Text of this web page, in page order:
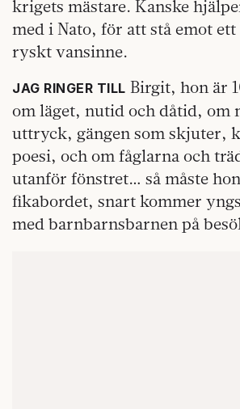
krigets mästare. Kanske
med i Nato, för att stå emot
ryskt vansinne.
JAG RINGER TILL Birgit, hon är
om läget, nutid och dåtid, om
uttryck, gängen som skjuter,
poesi, och om fåglarna och
utanför fönstret… så måste
fikabordet, snart kommer
med barnbarnsbarnen på